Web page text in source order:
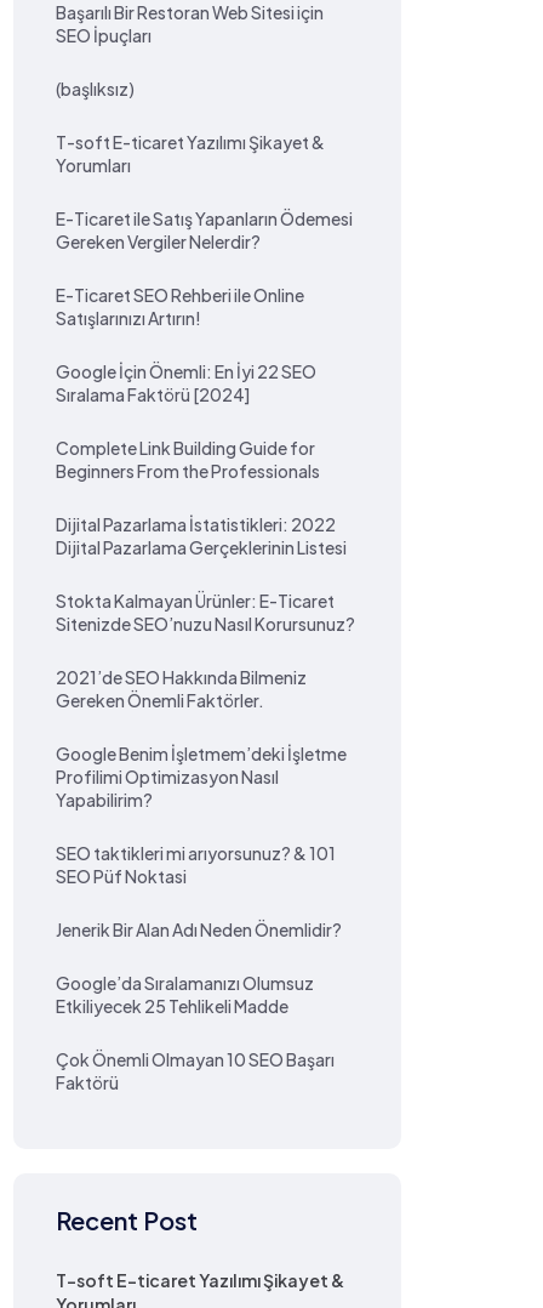
Başarılı Bir Restoran Web Sitesi için
SEO İpuçları
(başlıksız)
T-soft E-ticaret Yazılımı Şikayet &
Yorumları
E-Ticaret ile Satış Yapanların Ödemesi
Gereken Vergiler Nelerdir?
E-Ticaret SEO Rehberi ile Online
Satışlarınızı Artırın!
Google İçin Önemli: En İyi 22 SEO
Sıralama Faktörü [2024]
Complete Link Building Guide for
Beginners From the Professionals
Dijital Pazarlama İstatistikleri: 2022
Dijital Pazarlama Gerçeklerinin Listesi
Stokta Kalmayan Ürünler: E-Ticaret
Sitenizde SEO’nuzu Nasıl Korursunuz?
2021’de SEO Hakkında Bilmeniz
Gereken Önemli Faktörler.
Google Benim İşletmem’deki İşletme
Profilimi Optimizasyon Nasıl
Yapabilirim?
SEO taktikleri mi arıyorsunuz? & 101
SEO Püf Noktasi
Jenerik Bir Alan Adı Neden Önemlidir?
Google’da Sıralamanızı Olumsuz
Etkiliyecek 25 Tehlikeli Madde
Çok Önemli Olmayan 10 SEO Başarı
Faktörü
Recent Post
T-soft E-ticaret Yazılımı Şikayet &